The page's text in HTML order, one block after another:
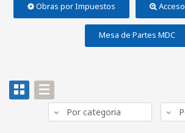
Obras por Impuestos
Mesa de Partes MDC
Por categoria